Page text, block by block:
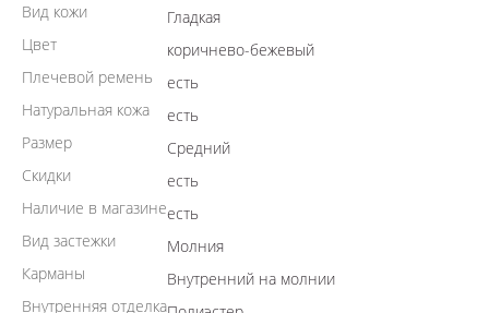
Вид кожи
Гладкая
Цвет
коричнево-бежевый
Плечевой ремень
есть
Натуральная кожа
есть
Размер
Средний
Скидки
есть
Наличие в магазинеесть
Вид застежки
Молния
Карманы
Внутренний на молнии
Внутренняя отделка